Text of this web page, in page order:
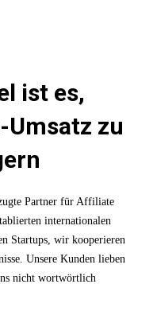
ist es,
Umsatz zu
Partner für Affiliate
internationalen
Startups, wir kooperieren
Unsere Kunden lieben
nicht wortwörtlich